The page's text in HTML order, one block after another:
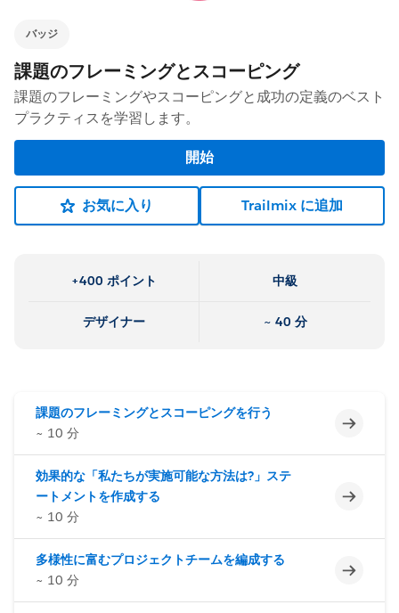
バッジ
課題のフレーミングとスコーピング
課題のフレーミングやスコーピングと成功の定義のベスト
プラクティスを学習します。
開始
お気に入り Trailmix に追加
+400 ポイント 中級
デザイナー ~ 40 分
課題のフレーミングとスコーピングを行う
~ 10 分
未完了
効果的な「私たちが実施可能な方法は?」ステ
ートメントを作成する
~ 10 分
未完了
多様性に富むプロジェクトチームを編成する
~ 10 分
未完了